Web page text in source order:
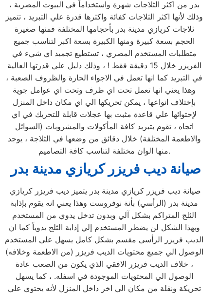
بدر من اكثر الثلاجات شهرة واستخداماً في البيوت المصرية ،
وذلك لأنها اكثر الثلاجات كفائة واكثرها قدرة علي التبريد ، تتميز
ثلاجات كريازي مدينة بدر بأحجامها المختلفة فمنها صغيرة
الحجم بسعة كبيرة ومنها الكبيرة بسعة اكبر لتناسب جميع
متطلبات المستخدم المصري ، تستطيع تجميد اي شيء في
الفريزر خلال 15 دقيقة فقط ! ، وذلك دليل علي قدرتها العالية
في التبريد كما انها تعمل في الاجواء الحارة والظروف الصعبة ،
وهذا يعني انها تعمل تحت اي ظرف وتحت اي عوامل جوية
بإختلاف انواعها ، يمكن تحريكها الي اي مكان داخل المنزل
لإحتوائها علي قاعدة مثبت بها عجلات قابلة للتحريك في اي
اتجاه ، تقوم بتبريد كافة المأكولات والمشروبات (السوائل
والاطعمة المختلفة) خلال دقائق من وضعها في الثلاجة ، يوجد
منها الوان مختلفة لتناسب كافة التصاميم.
صيانة ديب فريزر كريازي مدينة بدر
مدينة بدر (الرأسي) بأنة نوفروست وهذا يعني انه يقوم بإذابة
الثلج المتراكم بشكل آلي وبدون تدخل يدوي من المستخدم
وبهذا الشكل لن يضطر المستخدم إلي إذابة الثلج يدوياً كما ان
الديب فريزر الرأسي مقسم بشكل كامل يسهل علي المستخدم
الوصول الي جميع محتويات الديب فريزر (من الاطعمة وخلافه)
، خلاف الديب فريزر الافقي الذي يكون من الصعب عادة
الوصول الي المحتويات الموجودة في اسفله. ، كما يسهل
تحريكة ونقلة من مكان الي اخر داخل المنزل لأنه يحتوي علي